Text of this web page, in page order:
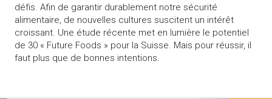
défis. Afin de garantir durablement notre sécurité
alimentaire, de nouvelles cultures suscitent un intérêt
croissant. Une étude récente met en lumière le potentiel
de 30 « Future Foods » pour la Suisse. Mais pour réussir, il
faut plus que de bonnes intentions.